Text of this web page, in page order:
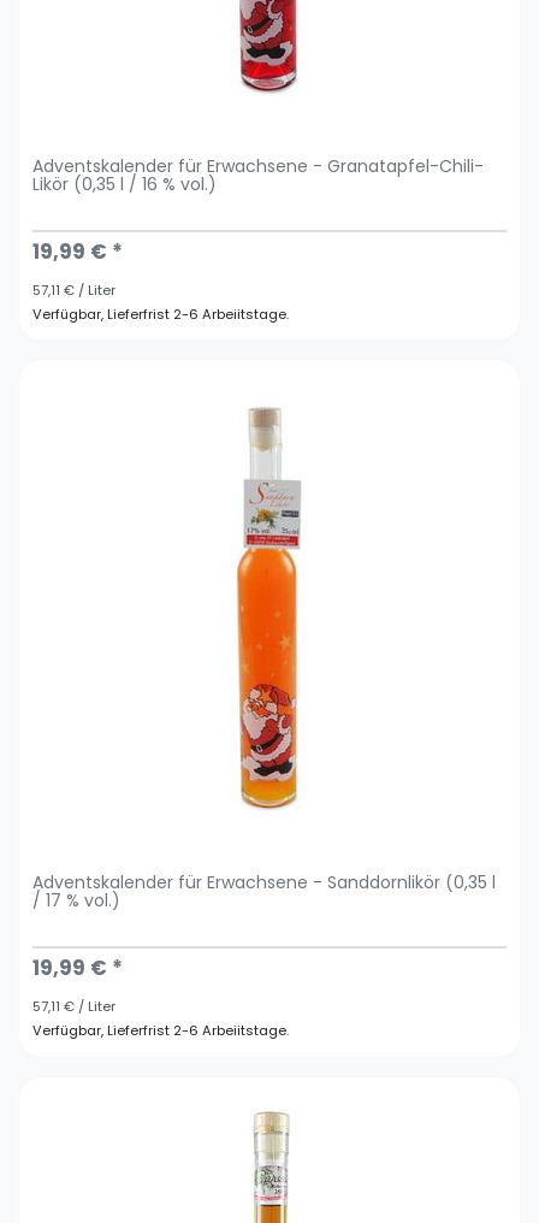
Adventskalender für Erwachsene - Granatapfel-Chili-
Likör (0,35 l / 16 % vol.)
19,99 € *
57,11 € / Liter
Verfügbar, Lieferfrist 2-6 Arbeiitstage.
Adventskalender für Erwachsene - Sanddornlikör (0,35 l
/ 17 % vol.)
19,99 € *
57,11 € / Liter
Verfügbar, Lieferfrist 2-6 Arbeiitstage.